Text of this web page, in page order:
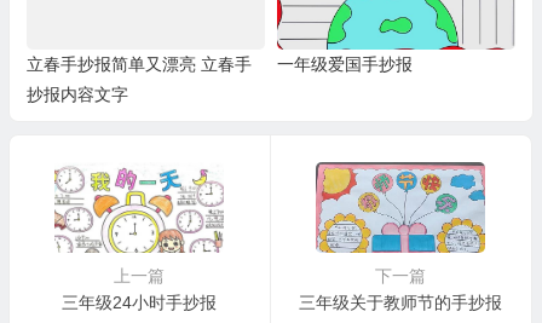
立春手抄报简单又漂亮 立春手
抄报内容文字
一年级爱国手抄报
上一篇
三年级24小时手抄报
下一篇
三年级关于教师节的手抄报